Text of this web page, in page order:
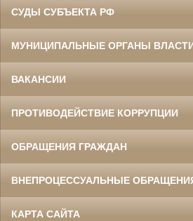
СУДЫ СУБЪЕКТА РФ
МУНИЦИПАЛЬНЫЕ ОРГАНЫ
ВАКАНСИИ
ПРОТИВОДЕЙСТВИЕ КОРРУПЦИИ
ОБРАЩЕНИЯ ГРАЖДАН
ВНЕПРОЦЕССУАЛЬНЫЕ
КАРТА САЙТА